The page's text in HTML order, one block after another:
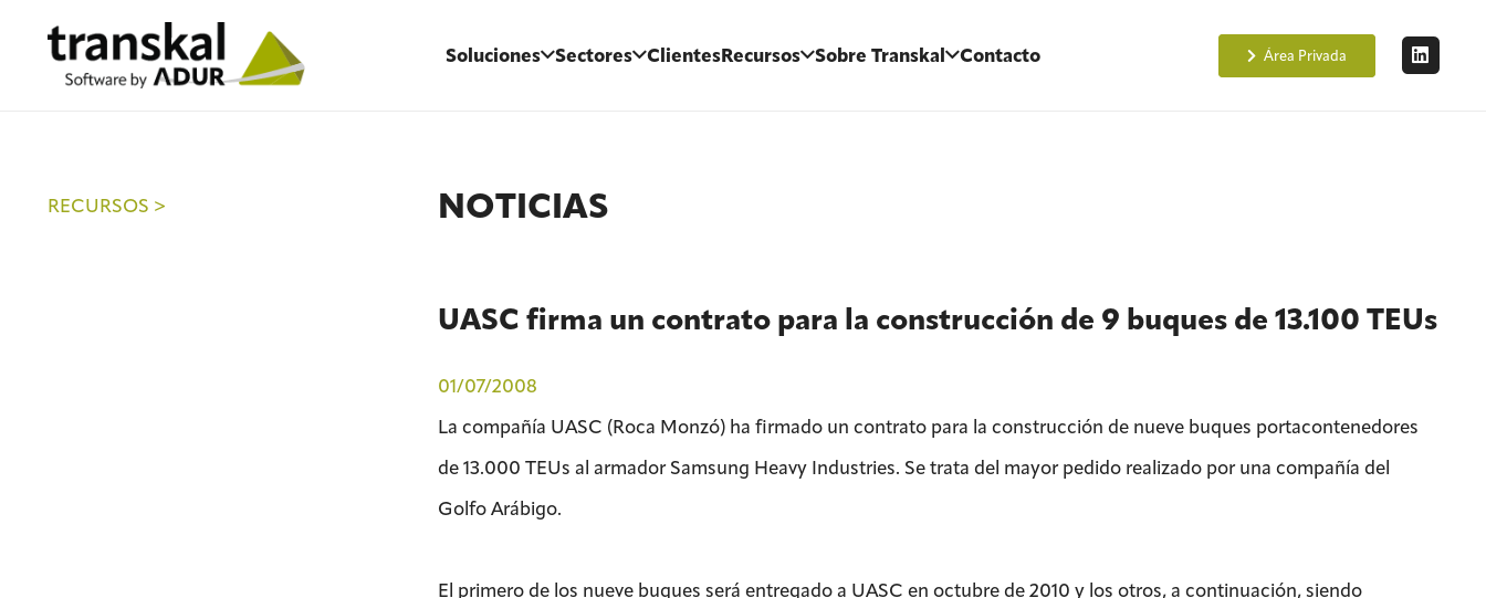
Soluciones Sectores ClientesRecursos Sobre Transkal Contacto Área Privada
RECURSOS > NOTICIAS
UASC firma un contrato para la construcción de 9 buques de 13.100 TEUs
01/07/2008
La compañía UASC (Roca Monzó) ha firmado un contrato para la construcción de nueve buques portacontenedores
de 13.000 TEUs al armador Samsung Heavy Industries. Se trata del mayor pedido realizado por una compañía del
Golfo Arábigo.
El primero de los nueve buques será entregado a UASC en octubre de 2010 y los otros, a continuación, siendo